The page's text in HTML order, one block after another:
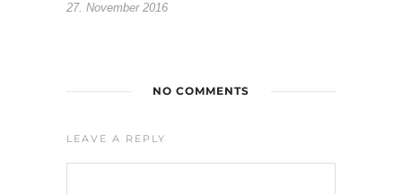
27. November 2016
NO COMMENTS
LEAVE A REPLY